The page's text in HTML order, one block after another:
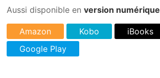
Aussi disponible enversion numérique